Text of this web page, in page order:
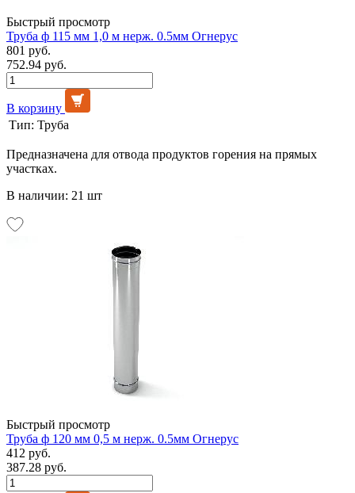
Быстрый просмотр
Труба ф 115 мм 1,0 м нерж. 0.5мм Огнерус
801 руб.
752.94 руб.
В корзину
Тип: Труба
Предназначена для отвода продуктов горения на прямых
участках.
В наличии: 21 шт
Быстрый просмотр
Труба ф 120 мм 0,5 м нерж. 0.5мм Огнерус
412 руб.
387.28 руб.